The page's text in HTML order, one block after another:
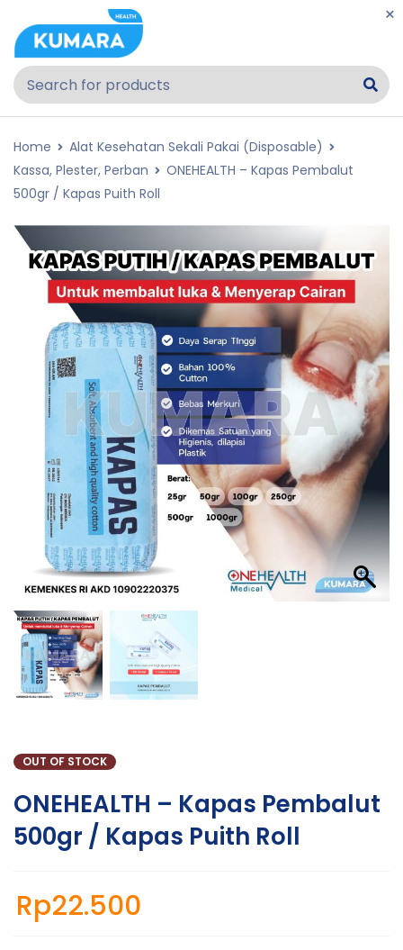
Home
Alat Kesehatan Sekali Pakai (Disposable)
Kassa, Plester, Perban
ONEHEALTH – Kapas Pembalut
500gr / Kapas Puith Roll
OUT OF STOCK
ONEHEALTH – Kapas Pembalut
500gr / Kapas Puith Roll
Rp22.500